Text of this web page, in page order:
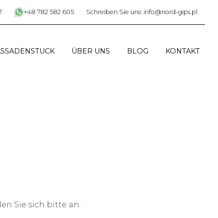
+48 782 582 605 Schreiben Sie uns: info@nord-gips.pl
ÜBER UNS BLOG KONTAKT
Sie sich bitte an.